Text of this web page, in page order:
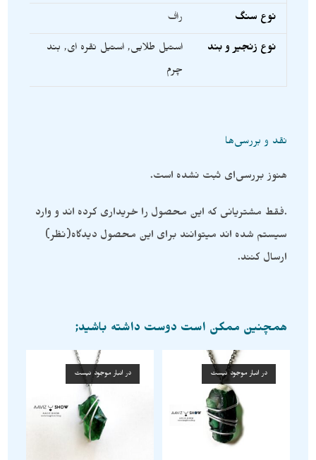
نوع سنگ راف
نوع زنجیر و بند استیل طلایی,استیل نقره ای, بند
چرم
نقد و بررسی‌ها
هنوز بررسی‌ای ثبت نشده است.
.فقط مشتریانی که این محصول را خریداری کرده اند و وارد
سیستم شده اند میتوانند برای این محصول دیدگاه(نظر)
ارسال کنند.
همچنین ممکن است دوست داشته باشید;
در انبار موجود نیست در انبار موجود نیست